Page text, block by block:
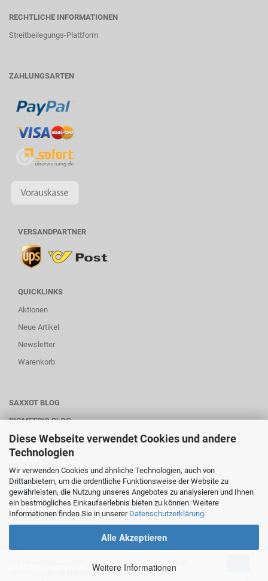
Diese Webseite verwendet Cookies und andere
Technologien
Wir verwenden Cookies und ähnliche Technologien, auch von
Drittanbietern, um die ordentliche Funktionsweise der Website zu
gewährleisten, die Nutzung unseres Angebotes zu analysieren und Ihnen
ein bestmögliches Einkaufserlebnis bieten zu können. Weitere
Informationen finden Sie in unserer Datenschutzerklärung.
Alle Akzeptieren
Weitere Informationen
Wir verwendet Cookies, um Ihnen den bestmöglichen
Service zu gewährleisten. Wenn Sie auf der Seite
RECHTLICHE INFORMATIONEN
Streitbeilegungs-Plattform
ZAHLUNGSARTEN
VERSANDPARTNER
QUICKLINKS
Aktionen
Neue Artikel
Newsletter
Warenkorb
SAXXOT BLOG
BIOMETRIC BLOG
WARTUNG-SERVICE
SOCIALMEDIA
________________________
Onlineshopby Gambio.de © 2020